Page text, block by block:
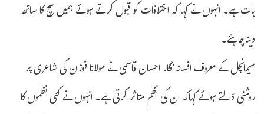
بات ہے۔ انہوں نے کہا کہ اختلافات کو قبول کرتے ہوئے ہمیں سچ کا ساتھ
دیناچاہئے۔
سیمانچل کے معروف افسانہ نگار احسان قاسمی نے مولانا فوزان کی شاعری پر
روشنی ڈالتے ہوئے کہاکہ ان کی نظم متاثر کرتی ہے۔ انہوں نے کئی نظموں کا